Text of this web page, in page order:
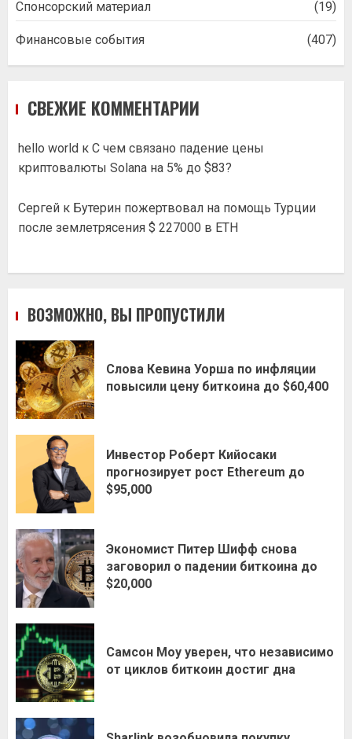
Спонсорский материал (19)
Финансовые события (407)
СВЕЖИЕ КОММЕНТАРИИ
hello world к С чем связано падение цены
криптовалюты Solana на 5% до $83?
Сергей к Бутерин пожертвовал на помощь Турции
после землетрясения $ 227000 в ETH
ВОЗМОЖНО, ВЫ ПРОПУСТИЛИ
Слова Кевина Уорша по инфляции
повысили цену биткоина до $60,400
Инвестор Роберт Кийосаки
прогнозирует рост Ethereum до
$95,000
Экономист Питер Шифф снова
заговорил о падении биткоина до
$20,000
Самсон Моу уверен, что независимо
от циклов биткоин достиг дна